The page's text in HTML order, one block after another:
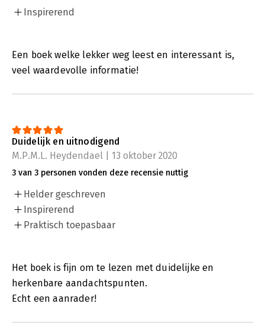
Inspirerend
Een boek welke lekker weg leest en interessant is,
veel waardevolle informatie!
Duidelijk en uitnodigend
M.P.M.L. Heydendael | 13 oktober 2020
3 van 3 personen vonden deze recensie nuttig
Helder geschreven
Inspirerend
Praktisch toepasbaar
Het boek is fijn om te lezen met duidelijke en
herkenbare aandachtspunten.
Echt een aanrader!